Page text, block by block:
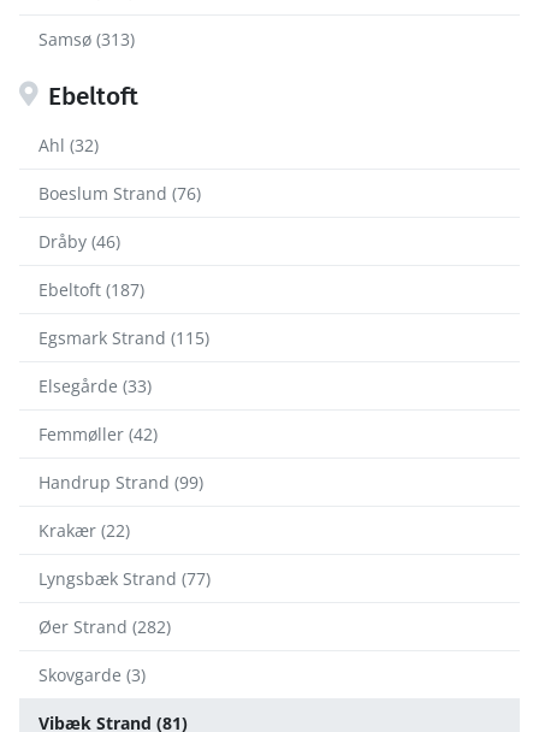
Samsø (313)
Ebeltoft
Ahl (32)
Boeslum Strand (76)
Dråby (46)
Ebeltoft (187)
Egsmark Strand (115)
Elsegårde (33)
Femmøller (42)
Handrup Strand (99)
Krakær (22)
Lyngsbæk Strand (77)
Øer Strand (282)
Skovgarde (3)
Vibæk Strand (81)